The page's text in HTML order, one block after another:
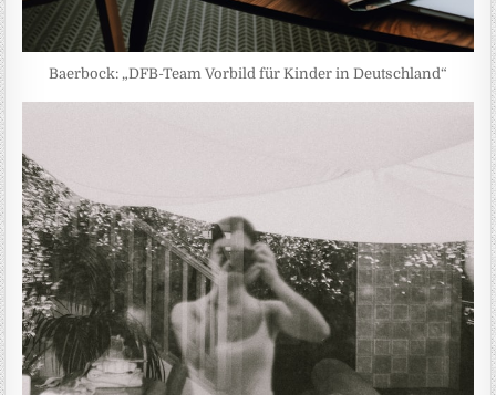
Baerbock: „DFB-Team Vorbild für Kinder in Deutschland“